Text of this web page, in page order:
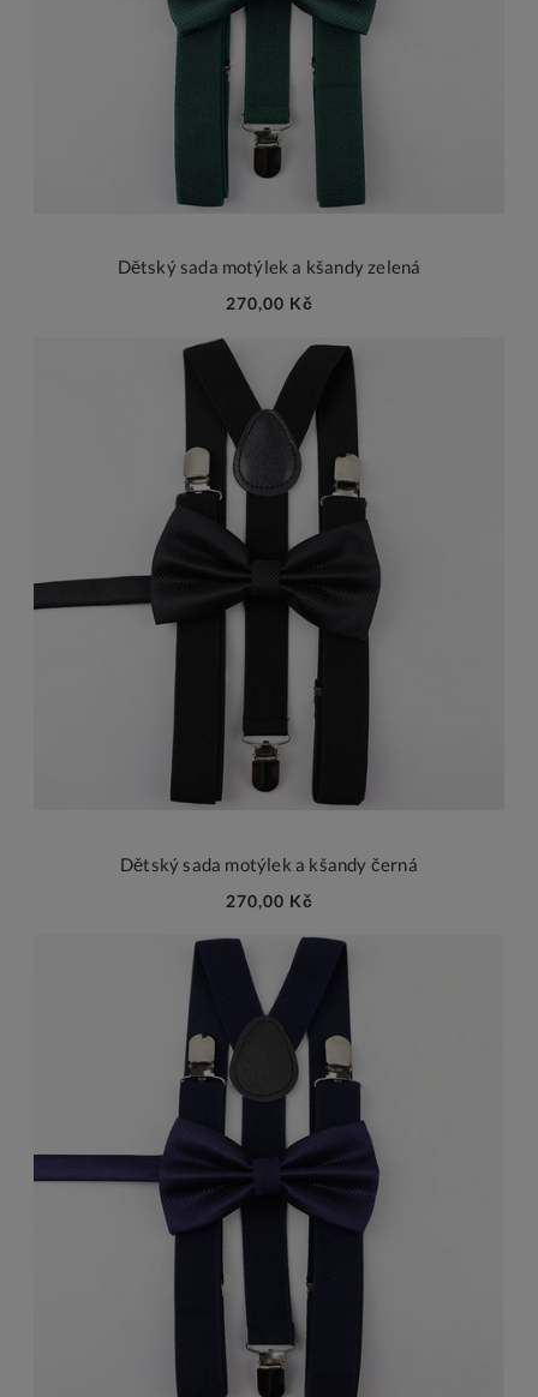
Dětský sada motýlek a kšandy zelená
270,00 Kč
Dětský sada motýlek a kšandy černá
270,00 Kč